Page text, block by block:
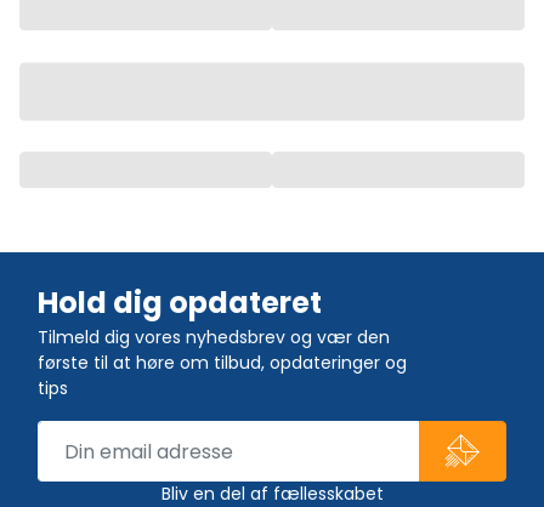
Hold dig opdateret
Tilmeld dig vores nyhedsbrev og vær den
første til at høre om tilbud, opdateringer og
tips
Bliv en del af fællesskabet